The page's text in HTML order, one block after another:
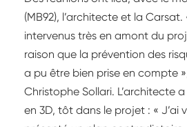
(MB92), l’architecte et la
intervenus très en amont du
raison que la prévention des
a pu être bien prise en compte
Christophe Sollari. L’architecte
en 3D, tôt dans le projet : « J’ai